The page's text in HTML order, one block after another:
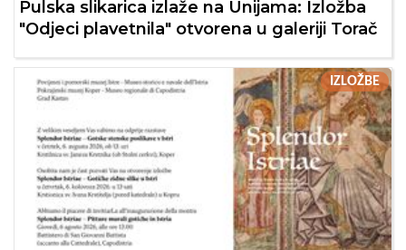
Pulska slikarica izlaže na Unijama: Izložba
"Odjeci plavetnila" otvorena u galeriji Torač
IZLOŽBE